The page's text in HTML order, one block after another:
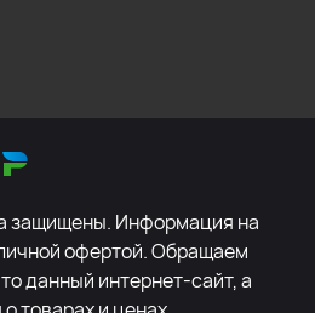
защищены. Информация на
офертой. Обращаем
данный интернет-сайт, а